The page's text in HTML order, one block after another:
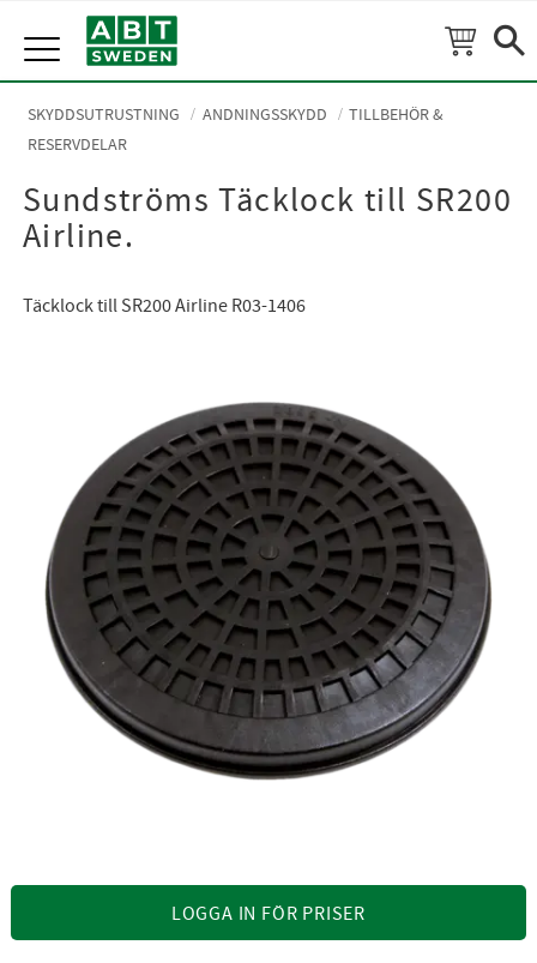
Meny
SKYDDSUTRUSTNING ANDNINGSSKYDD
TILLBEHÖR &
RESERVDELAR
Sundströms Täcklock till SR200
Airline.
Täcklock till SR200 Airline R03-1406
LOGGA IN FÖR PRISER